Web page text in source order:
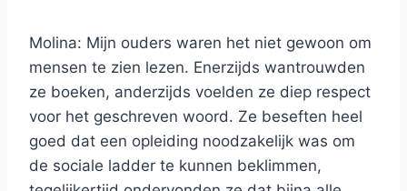
Molina: Mijn ouders waren het niet gewoon om
mensen te zien lezen. Enerzijds wantrouwden
ze boeken, anderzijds voelden ze diep respect
voor het geschreven woord. Ze beseften heel
goed dat een opleiding noodzakelijk was om
de sociale ladder te kunnen beklimmen,